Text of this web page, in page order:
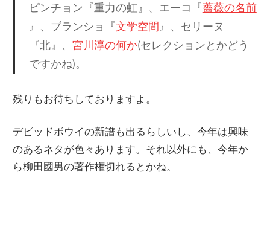
ピンチョン『重力の虹』、エーコ『薔薇の名前
』、ブランショ『文学空間』、セリーヌ
『北』、 宮川淳の何か(セレクションとかどう
ですかね)。
残りもお待ちしておりますよ。
デビッドボウイの新譜も出るらしいし、今年は興味
のあるネタが色々あります。それ以外にも、今年か
ら柳田國男の著作権切れるとかね。